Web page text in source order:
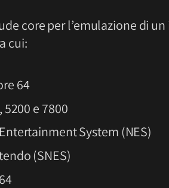
core per l’emulazione di
cui:
64
5200 e 7800
System (NES)
(SNES)